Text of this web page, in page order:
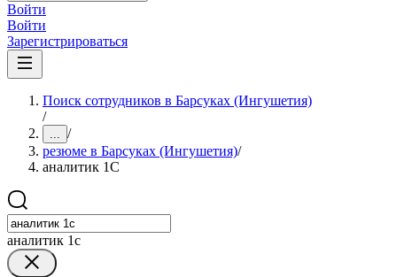
Войти
Войти
Зарегистрироваться
Поиск сотрудников в Барсуках (Ингушетия)
/
... /
резюме в Барсуках (Ингушетия)/
аналитик 1C
аналитик 1c